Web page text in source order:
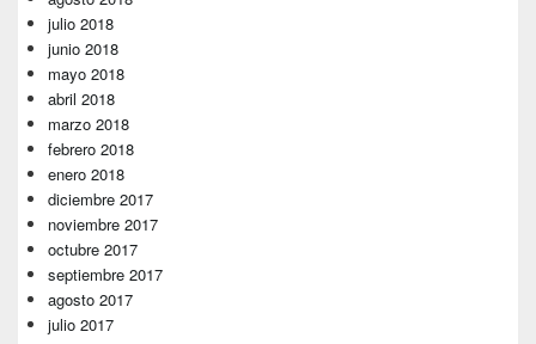
julio 2018
junio 2018
mayo 2018
abril 2018
marzo 2018
febrero 2018
enero 2018
diciembre 2017
noviembre 2017
octubre 2017
septiembre 2017
agosto 2017
julio 2017